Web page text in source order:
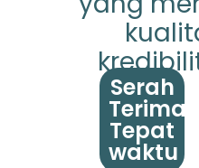
Serah
Terima
Tepat
waktu